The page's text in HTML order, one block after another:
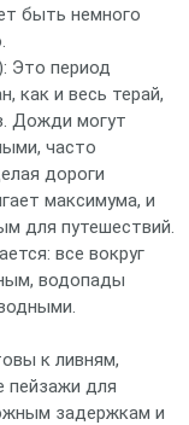
быть немного
Это период
как и весь терай,
Дожди могут
часто
дороги
максимума, и
для путешествий.
все вокруг
водопады
к ливням,
пейзажи для
задержкам и